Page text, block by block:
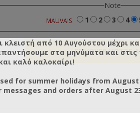
Note
MAUVAIS 1 2 3 4
κλειστή από 10 Αυγούστου μέχρι
στα μηνύματα και στις
καλό καλοκαίρι!
for summer holidays from
messages and orders after August